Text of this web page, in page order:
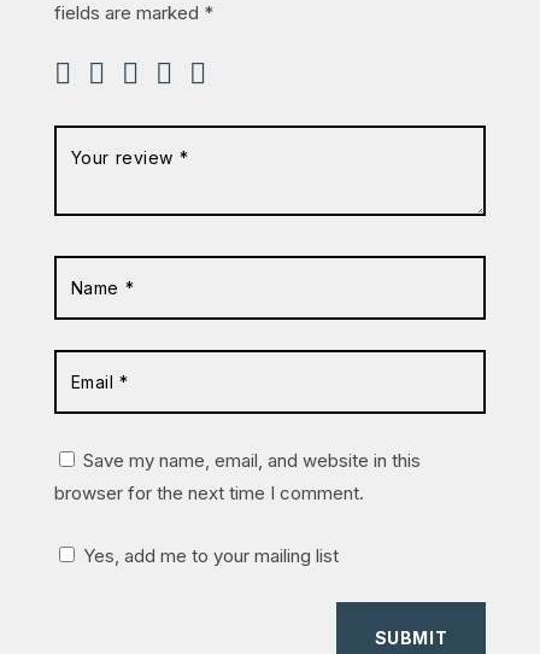
fields are marked *
Save my name, email, and website in this
browser for the next time I comment.
Yes, add me to your mailing list
SUBMIT